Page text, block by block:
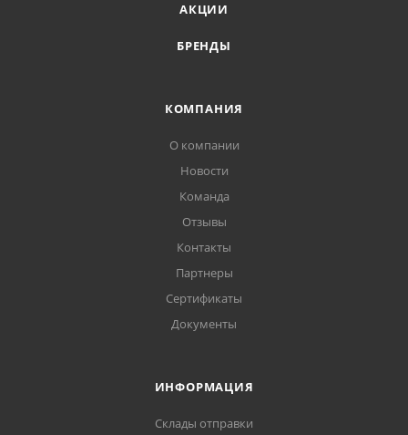
АКЦИИ
БРЕНДЫ
КОМПАНИЯ
О компании
Новости
Команда
Отзывы
Контакты
Партнеры
Сертификаты
Документы
ИНФОРМАЦИЯ
Склады отправки